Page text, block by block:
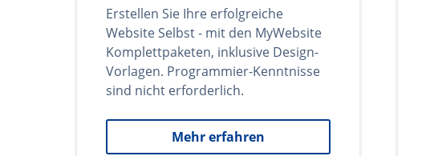
Erstellen Sie Ihre erfolgreiche
Website Selbst - mit den MyWebsite
Komplettpaketen, inklusive Design-
Vorlagen. Programmier-Kenntnisse
sind nicht erforderlich.
Mehr erfahren